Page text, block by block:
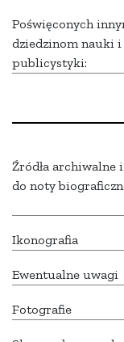
Poświęconych
dziedzinom nauki
publicystyki:
Źródła
do noty
Ikonografia
Ewentualne uwagi
Fotografie